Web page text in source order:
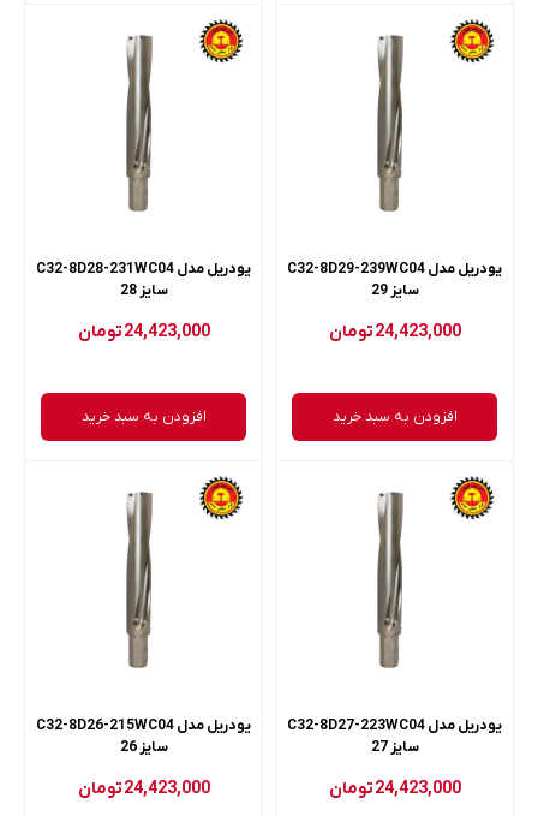
یودریل مدل C32-8D29-239WC04
سایز 29
24,423,000تومان
افزودن به سبد خرید
یودریل مدل C32-8D28-231WC04
سایز 28
24,423,000تومان
افزودن به سبد خرید
یودریل مدل C32-8D27-223WC04
سایز 27
24,423,000تومان
یودریل مدل C32-8D26-215WC04
سایز 26
24,423,000تومان